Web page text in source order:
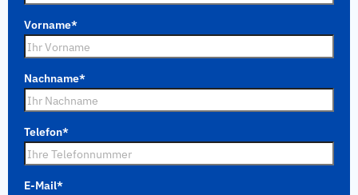
Vorname*
Nachname*
Telefon*
E-Mail*